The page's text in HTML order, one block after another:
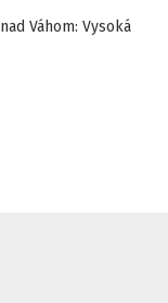
Váhom: Vysoká